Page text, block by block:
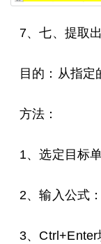
7、七、提取
目的：从指定
方法：
1、选定目标
2、输入公式
3、Ctrl+Enter